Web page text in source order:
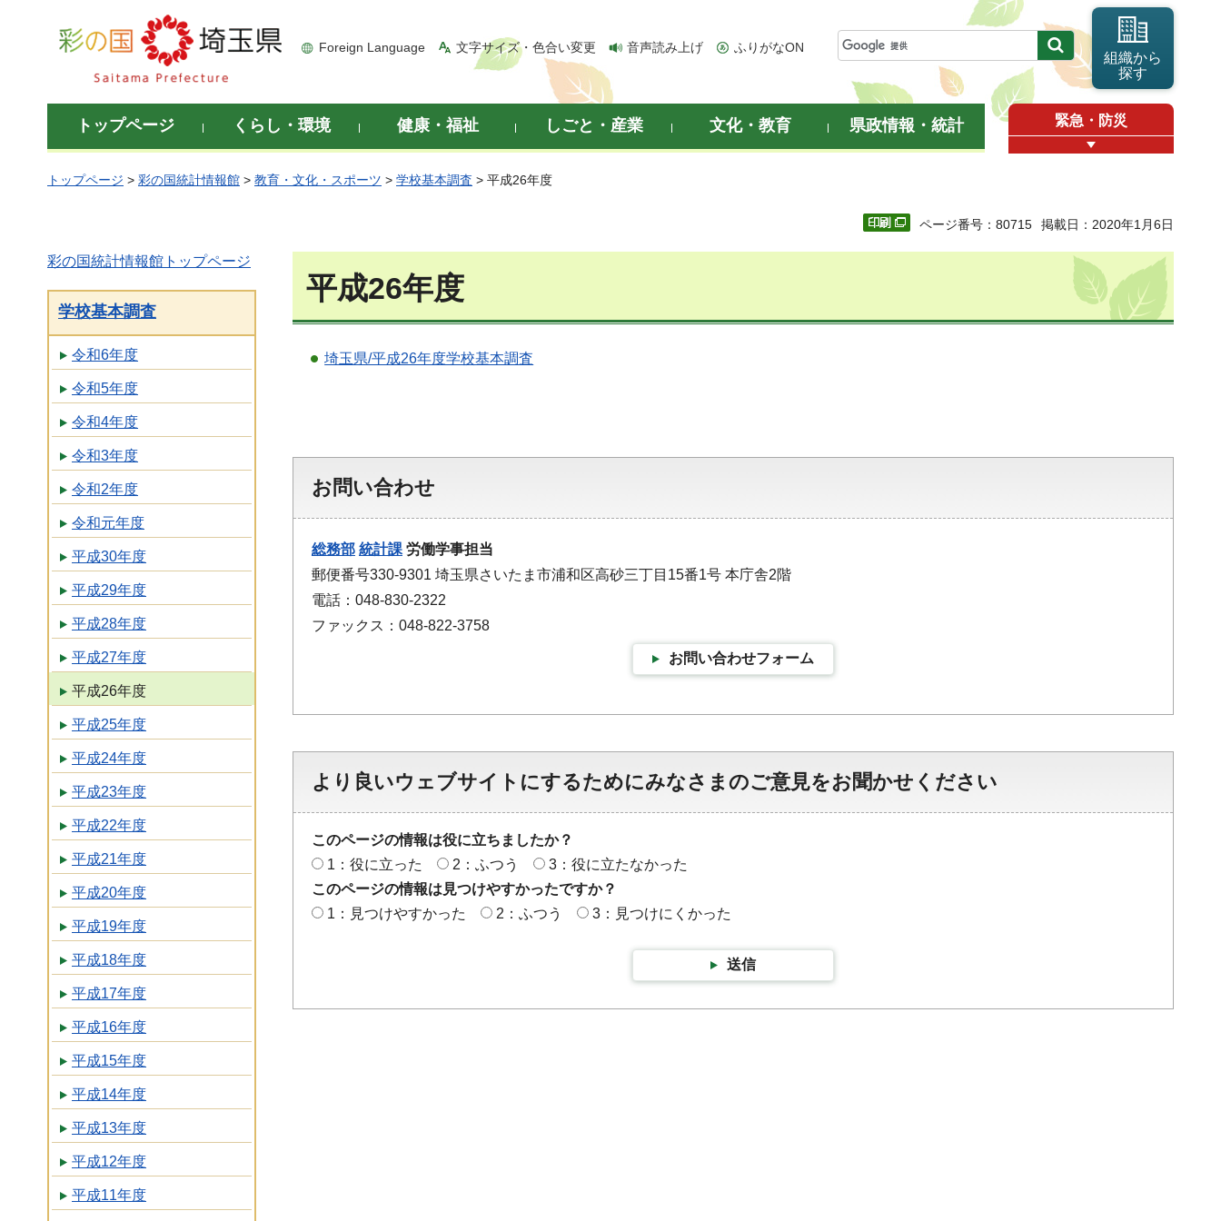
彩の国 埼玉県
Foreign Language 文字サイズ・色合い変更 音声読み上げ ふりがなON
組織から
探す
トップページ くらし・環境 健康・福祉 しごと・産業 文化・教育 県政情報・統計 緊急・防災
トップページ > 彩の国統計情報館 > 教育・文化・スポーツ > 学校基本調査 > 平成26年度
ページ番号：80715 掲載日：2020年1月6日
彩の国統計情報館トップページ
学校基本調査
令和6年度
令和5年度
令和4年度
令和3年度
令和2年度
令和元年度
平成30年度
平成29年度
平成28年度
平成27年度
平成26年度
平成25年度
平成24年度
平成23年度
平成22年度
平成21年度
平成20年度
平成19年度
平成18年度
平成17年度
平成16年度
平成15年度
平成14年度
平成13年度
平成12年度
平成11年度
平成26年度
埼玉県/平成26年度学校基本調査
お問い合わせ
総務部 統計課 労働学事担当
郵便番号330-9301 埼玉県さいたま市浦和区高砂三丁目15番1号 本庁舎2階
電話：048-830-2322
ファックス：048-822-3758
お問い合わせフォーム
より良いウェブサイトにするためにみなさまのご意見をお聞かせください
このページの情報は役に立ちましたか？
1：役に立った
2：ふつう
3：役に立たなかった
このページの情報は見つけやすかったですか？
1：見つけやすかった
2：ふつう 3：見つけにくかった
送信